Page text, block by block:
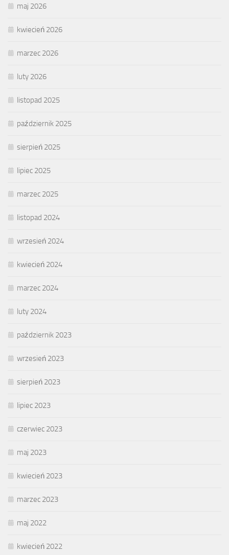
maj 2026
kwiecień 2026
marzec 2026
luty 2026
listopad 2025
październik 2025
sierpień 2025
lipiec 2025
marzec 2025
listopad 2024
wrzesień 2024
kwiecień 2024
marzec 2024
luty 2024
październik 2023
wrzesień 2023
sierpień 2023
lipiec 2023
czerwiec 2023
maj 2023
kwiecień 2023
marzec 2023
maj 2022
kwiecień 2022